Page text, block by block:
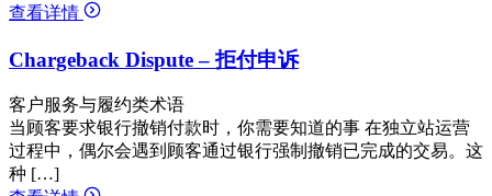
查看详情
Chargeback Dispute – 拒付申诉
客户服务与履约类术语
当顾客要求银行撤销付款时，你需要知道的事 在独立站运营
过程中，偶尔会遇到顾客通过银行强制撤销已完成的交易。这
种 […]